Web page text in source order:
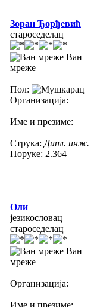
Зоран Ђорђевић
староседелац
Ван
мреже
Пол:
Организација:
Име и презиме:
Струка: Дипл. инж.
Поруке: 2.364
Оли
језикословац
староседелац
Ван
мреже
Организација:
Име и презиме: